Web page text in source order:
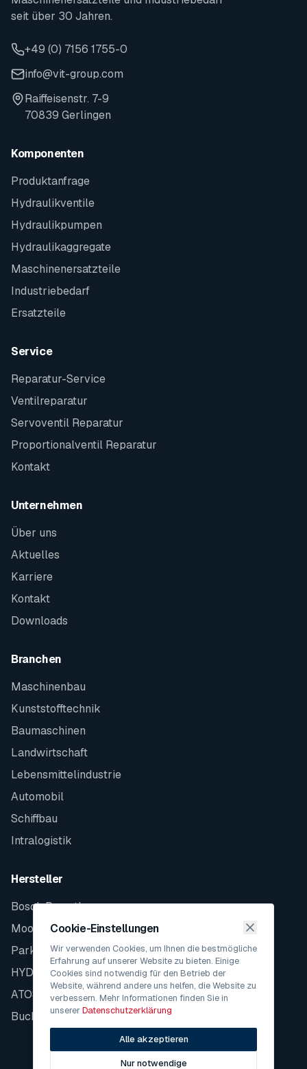
seit über 30 Jahren.
+49 (0) 7156 1755-0
info@vit-group.com
Raiffeisenstr. 7-9
70839 Gerlingen
Komponenten
Produktanfrage
Hydraulikventile
Hydraulikpumpen
Hydraulikaggregate
Maschinenersatzteile
Industriebedarf
Ersatzteile
Service
Reparatur-Service
Ventilreparatur
Servoventil Reparatur
Proportionalventil Reparatur
Kontakt
Unternehmen
Über uns
Aktuelles
Karriere
Kontakt
Downloads
Branchen
Maschinenbau
Kunststofftechnik
Baumaschinen
Landwirtschaft
Lebensmittelindustrie
Automobil
Schiffbau
Intralogistik
Hersteller
Bosch Rexroth
Moog
Parker
HYDAC
ATOS
Bucher
Cookie-Einstellungen
Wir verwenden Cookies, um Ihnen die bestmögliche
Erfahrung auf unserer Website zu bieten. Einige
Cookies sind notwendig für den Betrieb der
Website, während andere uns helfen, die Website zu
verbessern. Mehr Informationen finden Sie in
unsererDatenschutzerklärung
Alle akzeptieren
Nur notwendige